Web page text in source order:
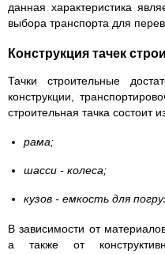
данная характеристика
выбора транспорта для
Конструкция тачек
Тачки строительные
конструкции,
строительная тачка состоит
рама;
шасси - колеса;
кузов - емкость для
В зависимости от
а также от